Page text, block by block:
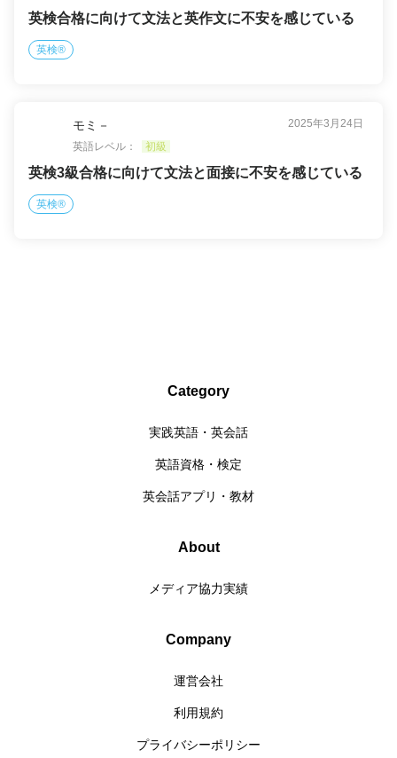
英検合格に向けて文法と英作文に不安を感じている
英検®
モミ－
2025年3月24日
英語レベル：
初級
英検3級合格に向けて文法と面接に不安を感じている
英検®
Category
実践英語・英会話
英語資格・検定
英会話アプリ・教材
About
メディア協力実績
Company
運営会社
利用規約
プライバシーポリシー